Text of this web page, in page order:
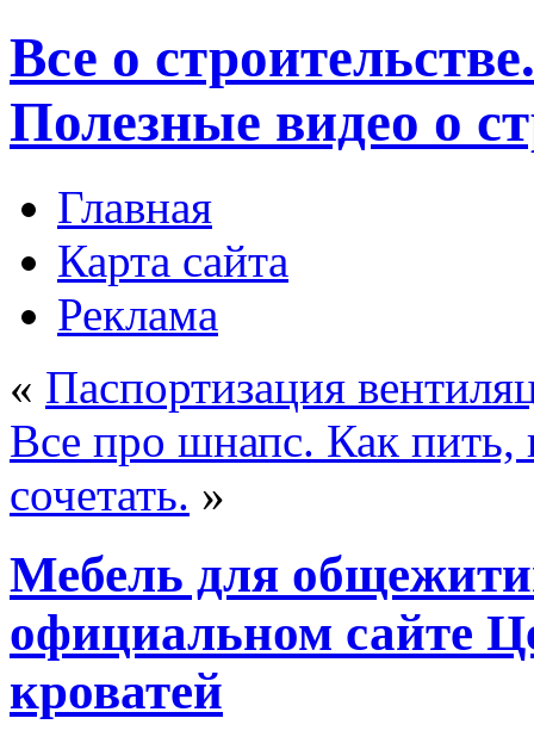
Все о
Полезные видео о
Главная
Карта сайта
Реклама
« Паспортизация
Все про шнапс. Как
сочетать. »
Мебель для
официальном сайте
кроватей